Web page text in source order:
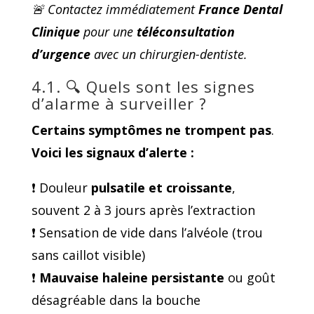
🚨 Contactez immédiatementFrance Dental
Cliniquepour une téléconsultation
d’urgenceavec un chirurgien-dentiste.
4.1. 🔍 Quels sont les signes
d’alarme à surveiller ?
Certains symptômes ne trompent pas.
Voici les signaux d’alerte :
❗ Douleur pulsatile et croissante,
souvent 2 à 3 jours après l’extraction
❗ Sensation de vide dans l’alvéole (trou
sans caillot visible)
❗ Mauvaise haleine persistante ou goût
désagréable dans la bouche